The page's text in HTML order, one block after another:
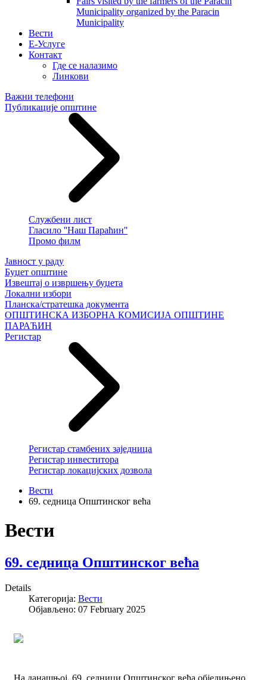
Municipality organized by the Paracin
Municipality
Вести
E-Услуге
Контакт
Где се налазимо
Линкови
Важни телефони
Публикације општине
Службени лист
Гласило ''Наш Параћин''
Промо филм
Јавност у раду
Буџет општине
Извештај о извршењу буџета
Локални избори
Планска/стратешка документа
ОПШТИНСКА ИЗБОРНА КОМИСИЈА ОПШТИНЕ
ПАРАЋИН
Регистар
Регистар стамбених заједница
Регистар инвеститора
Регистар локацијских дозвола
Вести
69. седница Општинског већа
Вести
69. седница Општинског већа
Details
Категорија: Вести
Објављено: 07 February 2025
На данашњој, 69. седници Општинског већа обједињено